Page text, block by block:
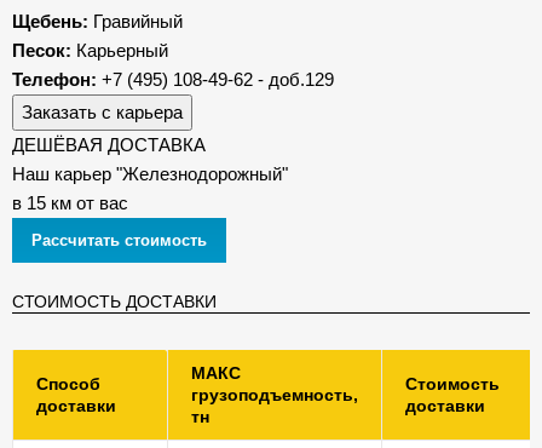
Щебень: Гравийный
Песок: Карьерный
Телефон: +7 (495) 108-49-62 - доб.129
Заказать с карьера
ДЕШЁВАЯ ДОСТАВКА
Наш карьер "Железнодорожный"
в 15 км от вас
Рассчитать стоимость
СТОИМОСТЬ ДОСТАВКИ
Способ
доставки
МАКС
грузоподъемность,
тн
Стоимость
доставки